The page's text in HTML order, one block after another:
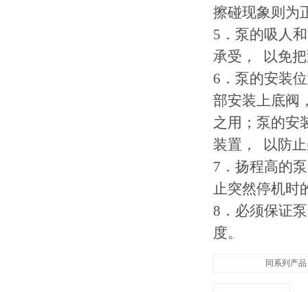
擦碰现象则为
5．泵的吸人
承受， 以免
6．泵的安装
部安装上底阀
之用；泵的安
装置， 以防
7．扬程高的
止突然停机时
8．必须保证
度。
同系列产品